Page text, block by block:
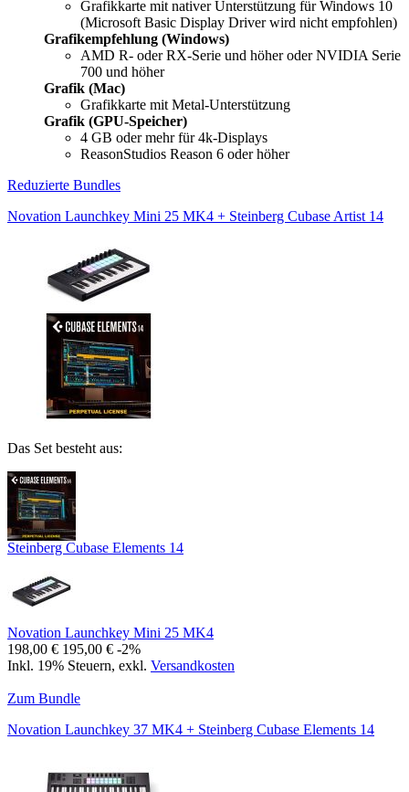
Grafikkarte mit nativer Unterstützung für Windows 10
(Microsoft Basic Display Driver wird nicht empfohlen)
Grafikempfehlung (Windows)
AMD R- oder RX-Serie und höher oder NVIDIA Serie
700 und höher
Grafik (Mac)
Grafikkarte mit Metal-Unterstützung
Grafik (GPU-Speicher)
4 GB oder mehr für 4k-Displays
ReasonStudios Reason 6 oder höher
Reduzierte Bundles
Novation Launchkey Mini 25 MK4 + Steinberg Cubase Artist 14
Das Set besteht aus:
Steinberg Cubase Elements 14
Novation Launchkey Mini 25 MK4
198,00 € 195,00 € -2%
Inkl. 19% Steuern, exkl. Versandkosten
Zum Bundle
Novation Launchkey 37 MK4 + Steinberg Cubase Elements 14